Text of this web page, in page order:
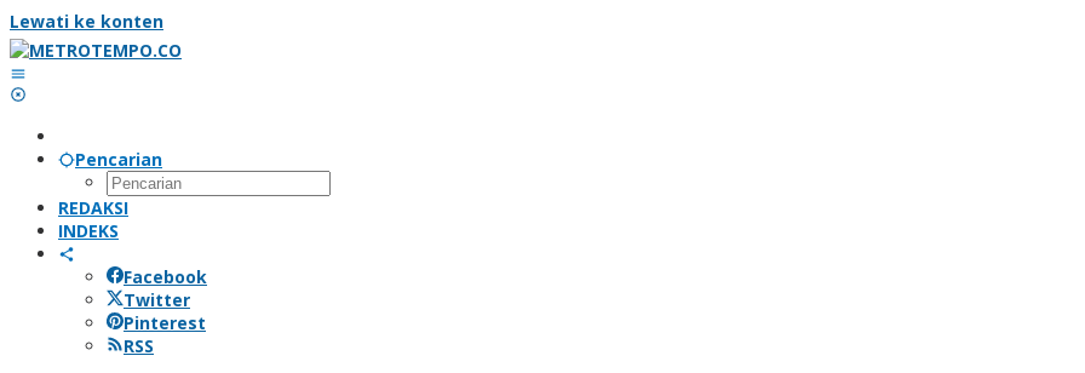
Lewati ke konten
Pencarian
REDAKSI
INDEKS
Facebook
Twitter
Pinterest
RSS